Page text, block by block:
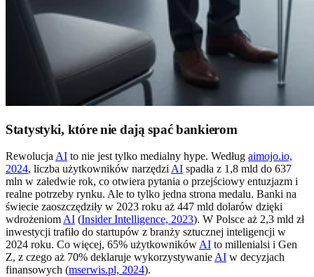
Statystyki, które nie dają spać bankierom
Rewolucja AI to nie jest tylko medialny hype. Według aimojo.io,
2024, liczba użytkowników narzędzi AI spadła z 1,8 mld do 637
mln w zaledwie rok, co otwiera pytania o przejściowy entuzjazm i
realne potrzeby rynku. Ale to tylko jedna strona medalu. Banki na
świecie zaoszczędziły w 2023 roku aż 447 mld dolarów dzięki
wdrożeniom AI (Insider Intelligence, 2023). W Polsce aż 2,3 mld zł
inwestycji trafiło do startupów z branży sztucznej inteligencji w
2024 roku. Co więcej, 65% użytkowników AI to millenialsi i Gen
Z, z czego aż 70% deklaruje wykorzystywanie AI w decyzjach
finansowych (mserwis.pl, 2024).